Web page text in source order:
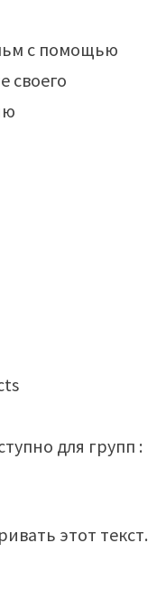
с помощью
своего
для групп :
этот текст.